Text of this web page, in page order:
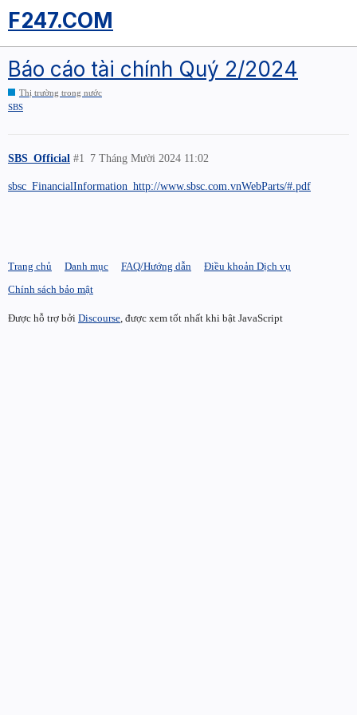
F247.COM
Báo cáo tài chính Quý 2/2024
Thị trường trong nước
SBS
SBS_Official 7 Tháng Mười 2024 11:02
#1
sbsc_FinancialInformation_http://www.sbsc.com.vnWebParts/#.pdf
Trang chủ Danh mục FAQ/Hướng dẫn
Điều khoản Dịch vụ
Chính sách bảo mật
Được hỗ trợ bởi Discourse , được xem tốt nhất khi bật JavaScript